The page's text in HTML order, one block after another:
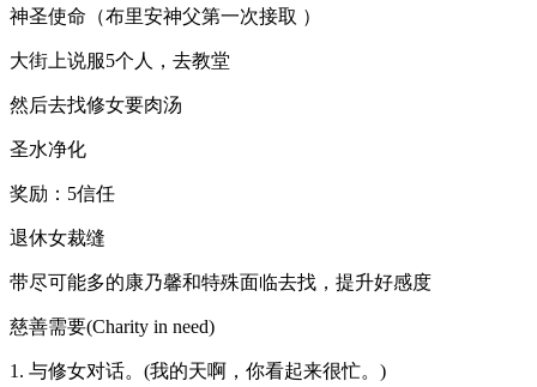
神圣使命（布里安神父第一次接取 ）
大街上说服5个人，去教堂
然后去找修女要肉汤
圣水净化
奖励：5信任
退休女裁缝
带尽可能多的康乃馨和特殊面临去找，提升好感度
慈善需要(Charity in need)
1. 与修女对话。(我的天啊，你看起来很忙。)